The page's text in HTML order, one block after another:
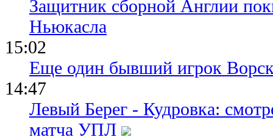
Защитник сборной Англии
Ньюкасла
15:02
Еще один бывший игрок
14:47
Левый Берег - Кудровка:
матча УПЛ